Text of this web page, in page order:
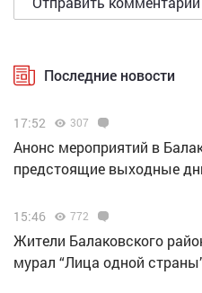
Последние новости
17:52 307
Анонс мероприятий в
предстоящие выходные
15:46 772
Жители Балаковского
мурал “Лица одной